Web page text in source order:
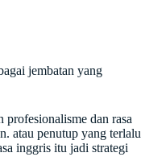
jembatan yang
dan rasa
atau penutup yang terlalu
inggris itu jadi strategi